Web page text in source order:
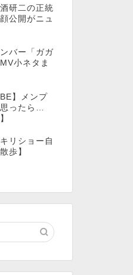
研二の正統
公開がニュ
バー「ガガ
小ネタま
】メンプ
ったら…
リショー自
歩】